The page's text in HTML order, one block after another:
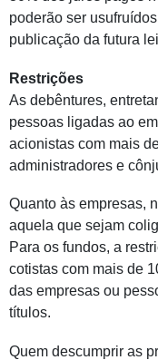
poderão ser
publicação da futura
Restrições
As debêntures,
pessoas ligadas ao
acionistas com mais
administradores e
Quanto às empresas,
aquela que sejam
Para os fundos, a
cotistas com mais de
das empresas ou
títulos.
Quem descumprir as